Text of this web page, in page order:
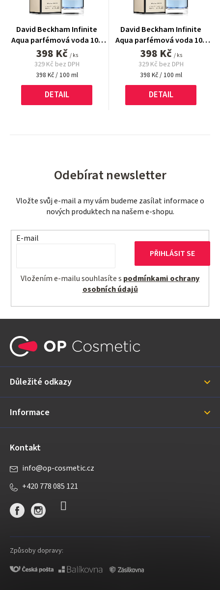
David Beckham Infinite
Aqua parfémová voda 100
ml
398 Kč / ks
329 Kč bez DPH
Měrná
398 Kč / 100 ml
DETAIL
David Beckham Infinite
Aqua parfémová voda 100
ml
398 Kč / ks
329 Kč bez DPH
Měrná
398 Kč / 100 ml
DETAIL
Odebírat newsletter
Vložte svůj e-mail a my vám budeme zasílat informace o
nových produktech na našem e-shopu.
E-mail
Vložením e-mailu souhlasíte s podmínkami ochrany
osobních údajů
PŘIHLÁSIT SE
a
í
Důležité odkazy
Informace
Kontakt
info@op-cosmetic.cz
+420 778 085 121
Způsoby dopravy: